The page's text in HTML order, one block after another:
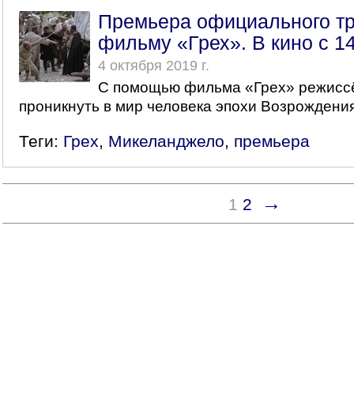
Премьера официального
фильму «Грех». В кино с
4 октября 2019 г.
С помощью фильма «Грех»
проникнуть в мир человека эпохи
Теги: Грех, Микеланджело, премьера
1 2 →